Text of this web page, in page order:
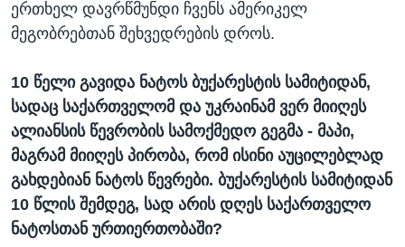
ერთხელ დავრწმუნდი ჩვენს ამერიკელ
მეგობრებთან შეხვედრების დროს.
10 წელი გავიდა ნატოს ბუქარესტის სამიტიდან,
სადაც საქართველომ და უკრაინამ ვერ მიიღეს
ალიანსის წევრობის სამოქმედო გეგმა - მაპი,
მაგრამ მიიღეს პირობა, რომ ისინი აუცილებლად
გახდებიან ნატოს წევრები. ბუქარესტის სამიტიდან
10 წლის შემდეგ, სად არის დღეს საქართველო
ნატოსთან ურთიერთობაში?